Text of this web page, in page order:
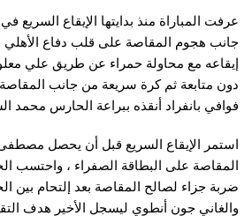
عرفت المباراة منذ بدايتها الإيقاع
جانب هجوم المقاصة على قلب دفاع
إيقاعه مع محاولة حمراء عن طريق علي
دون متابعة ثم كرة سريعة من جانب
فوافي بانفراد أنقذه ببراعة الحارس محمد
استمر الإيقاع السريع قبل أن يحصل
المقاصة على البطاقة الصفراء ، واحتسب
ضربة جزاء لصالح المقاصة بعد إلتحام بين
والغاني جون أنطوي ليسجل الأخير هدف